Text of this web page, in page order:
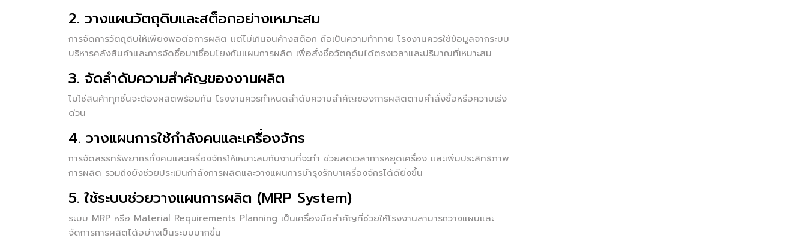
2. วางแผนวัตถุดิบและสต็อกอย่างเหมาะสม
การจัดการวัตถุดิบให้เพียงพอต่อการผลิต แต่ไม่เกินจนค้างสต็อก ถือเป็นความท้าทาย โรงงานควรใช้ข้อมูลจากระบบ
บริหารคลังสินค้าและการจัดซื้อมาเชื่อมโยงกับแผนการผลิต เพื่อสั่งซื้อวัตถุดิบได้ตรงเวลาและปริมาณที่เหมาะสม
3. จัดลำดับความสำคัญของงานผลิต
ไม่ใช่สินค้าทุกชิ้นจะต้องผลิตพร้อมกัน โรงงานควรกำหนดลำดับความสำคัญของการผลิตตามคำสั่งซื้อหรือความเร่ง
ด่วน
4. วางแผนการใช้กำลังคนและเครื่องจักร
การจัดสรรทรัพยากรทั้งคนและเครื่องจักรให้เหมาะสมกับงานที่จะทำ ช่วยลดเวลาการหยุดเครื่อง และเพิ่มประสิทธิภาพ
การผลิต รวมถึงยังช่วยประเมินกำลังการผลิตและวางแผนการบำรุงรักษาเครื่องจักรได้ดียิ่งขึ้น
5. ใช้ระบบช่วยวางแผนการผลิต (MRP System)
ระบบ MRP หรือ Material Requirements Planning เป็นเครื่องมือสำคัญที่ช่วยให้โรงงานสามารถวางแผนและ
จัดการการผลิตได้อย่างเป็นระบบมากขึ้น